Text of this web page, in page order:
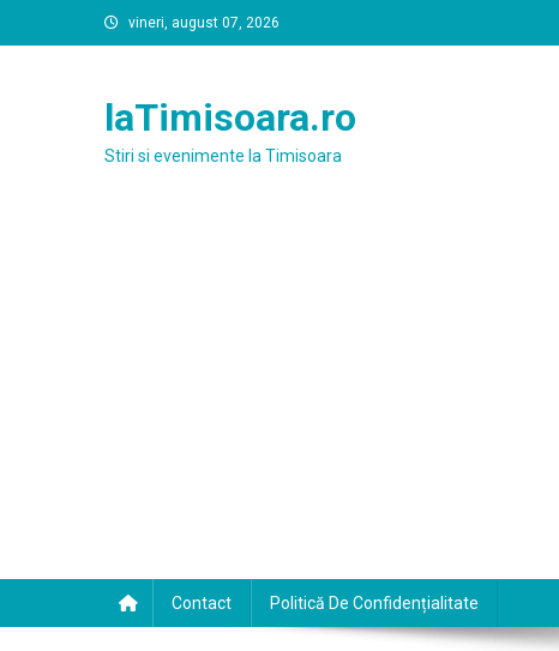
to
vineri, august 07, 2026
laTimisoara.ro
Stiri si evenimente la Timisoara
Contact Politică De Confidențialitate